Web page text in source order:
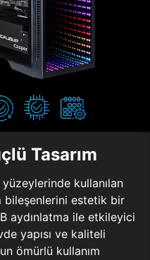
Tasarım
kullanılan
bileşenlerini estetik bir
aydınlatma ile etkileyici
yapısı ve kaliteli
ömürlü kullanım